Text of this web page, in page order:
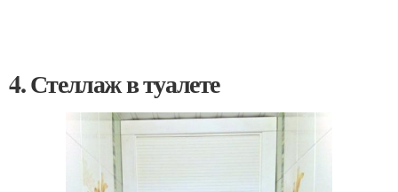
4. Стеллаж в туалете